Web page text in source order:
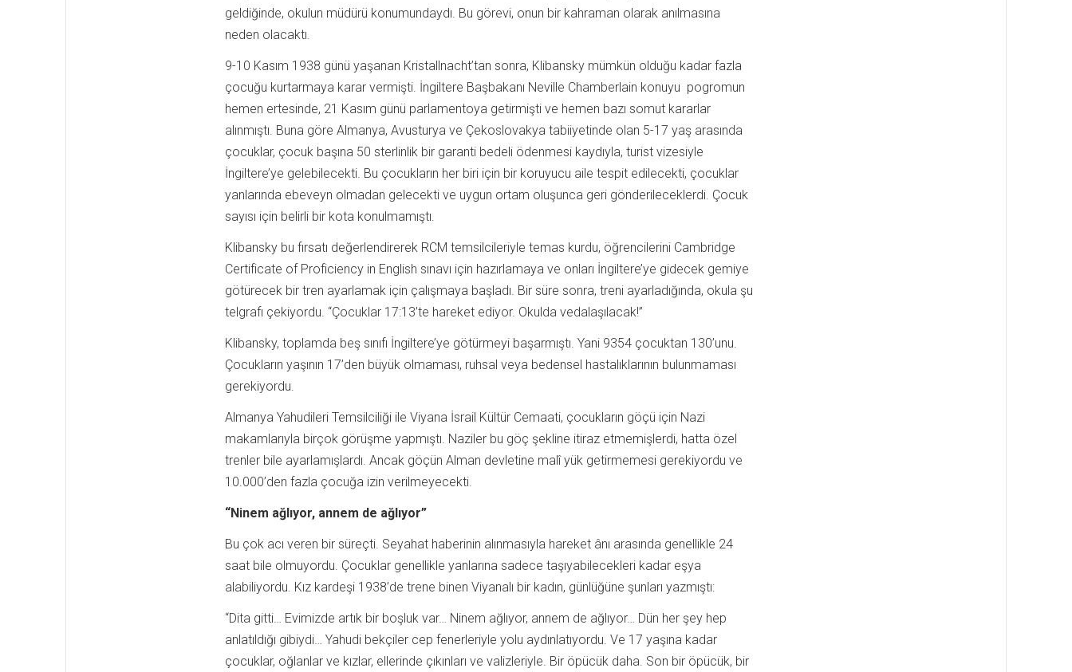
geldiğinde, okulun müdürü konumundaydı. Bu görevi, onun bir kahraman olarak anılmasına
neden olacaktı.
9-10 Kasım 1938 günü yaşanan Kristallnacht’tan sonra, Klibansky mümkün olduğu kadar fazla
çocuğu kurtarmaya karar vermişti. İngiltere Başbakanı Neville Chamberlain konuyu pogromun
hemen ertesinde, 21 Kasım günü parlamentoya getirmişti ve hemen bazı somut kararlar
alınmıştı. Buna göre Almanya, Avusturya ve Çekoslovakya tabiiyetinde olan 5-17 yaş arasında
çocuklar, çocuk başına 50 sterlinlik bir garanti bedeli ödenmesi kaydıyla, turist vizesiyle
İngiltere’ye gelebilecekti. Bu çocukların her biri için bir koruyucu aile tespit edilecekti, çocuklar
yanlarında ebeveyn olmadan gelecekti ve uygun ortam oluşunca geri gönderileceklerdi. Çocuk
sayısı için belirli bir kota konulmamıştı.
Klibansky bu fırsatı değerlendirerek RCM temsilcileriyle temas kurdu, öğrencilerini Cambridge
Certificate of Proficiency in English sınavı için hazırlamaya ve onları İngiltere’ye gidecek gemiye
götürecek bir tren ayarlamak için çalışmaya başladı. Bir süre sonra, treni ayarladığında, okula şu
telgrafı çekiyordu. “Çocuklar 17:13’te hareket ediyor. Okulda vedalaşılacak!”
Klibansky, toplamda beş sınıfı İngiltere’ye götürmeyi başarmıştı. Yani 9354 çocuktan 130’unu.
Çocukların yaşının 17’den büyük olmaması, ruhsal veya bedensel hastalıklarının bulunmaması
gerekiyordu.
Almanya Yahudileri Temsilciliği ile Viyana İsrail Kültür Cemaati, çocukların göçü için Nazi
makamlarıyla birçok görüşme yapmıştı. Naziler bu göç şekline itiraz etmemişlerdi, hatta özel
trenler bile ayarlamışlardı. Ancak göçün Alman devletine malî yük getirmemesi gerekiyordu ve
10.000’den fazla çocuğa izin verilmeyecekti.
“Ninem ağlıyor, annem de ağlıyor”
Bu çok acı veren bir süreçti. Seyahat haberinin alınmasıyla hareket ânı arasında genellikle 24
saat bile olmuyordu. Çocuklar genellikle yanlarına sadece taşıyabilecekleri kadar eşya
alabiliyordu. Kız kardeşi 1938’de trene binen Viyanalı bir kadın, günlüğüne şunları yazmıştı:
“Dita gitti… Evimizde artık bir boşluk var… Ninem ağlıyor, annem de ağlıyor… Dün her şey hep
anlatıldığı gibiydi… Yahudi bekçiler cep fenerleriyle yolu aydınlatıyordu. Ve 17 yaşına kadar
çocuklar, oğlanlar ve kızlar, ellerinde çıkınları ve valizleriyle. Bir öpücük daha. Son bir öpücük, bir